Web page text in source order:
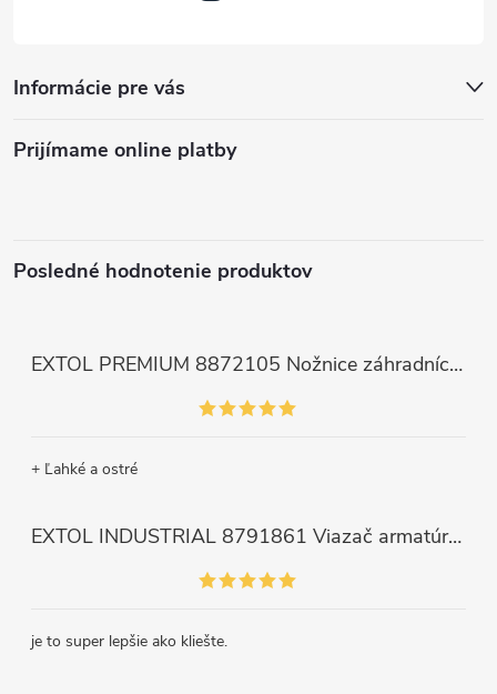
Informácie pre vás
Prijímame online platby
Posledné hodnotenie produktov
EXTOL PREMIUM 8872105 Nožnice záhradnícke dlhé úzke, 200mm, max. prestrih Ø6mm
+ Ľahké a ostré
EXTOL INDUSTRIAL 8791861 Viazač armatúr aku Share20V, bez aku, drôt 0,8mm, oko 8-34mm, bezuhlíkový motor
je to super lepšie ako kliešte.